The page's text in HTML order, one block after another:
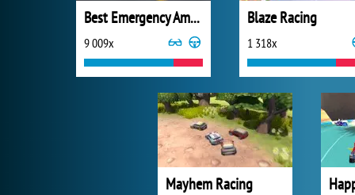
Best Emergency Ambulance Rescue Drive Simulator
9 009x
Blaze Racing
1 318x
Mayhem Racing